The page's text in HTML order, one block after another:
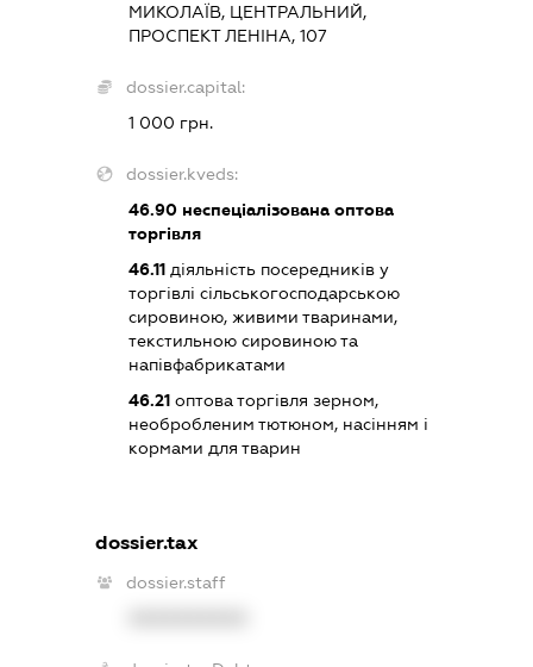
МИКОЛАЇВ, ЦЕНТРАЛЬНИЙ,
ПРОСПЕКТ ЛЕНІНА, 107
dossier.capital:
1 000 грн.
dossier.kveds:
46.90неспеціалізована оптова
торгівля
46.11діяльність посередників у
торгівлі сільськогосподарською
сировиною, живими тваринами,
текстильною сировиною та
напівфабрикатами
46.21оптова торгівля зерном,
необробленим тютюном, насінням і
кормами для тварин
dossier.tax
dossier.staff